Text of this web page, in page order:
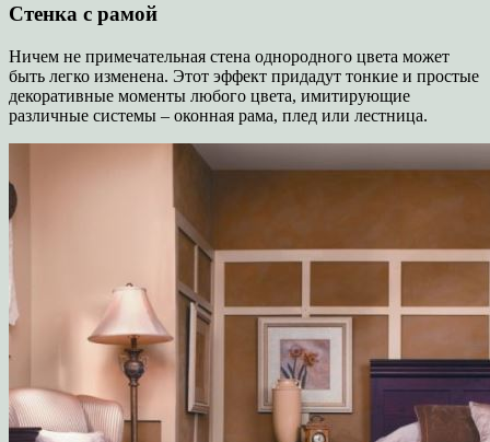
Стенка с рамой
Ничем не примечательная стена однородного цвета может
быть легко изменена. Этот эффект придадут тонкие и простые
декоративные моменты любого цвета, имитирующие
различные системы – оконная рама, плед или лестница.